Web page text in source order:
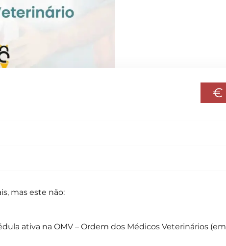
€
mas este não:
ativa na OMV – Ordem dos Médicos Veterinários (em